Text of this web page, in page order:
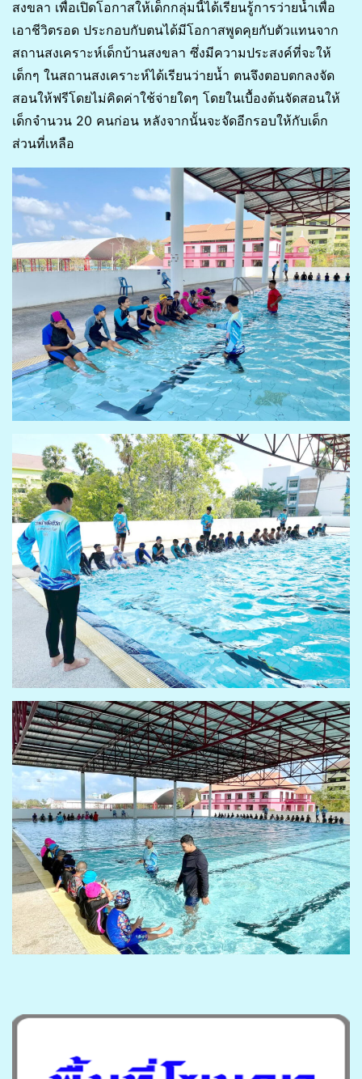
สงขลา เพื่อเปิดโอกาสให้เด็กกลุ่มนี้ได้เรียนรู้การว่ายน้ำเพื่อ
เอาชีวิตรอด ประกอบกับตนได้มีโอกาสพูดคุยกับตัวแทนจาก
สถานสงเคราะห์เด็กบ้านสงขลา ซึ่งมีความประสงค์ที่จะให้
เด็กๆ ในสถานสงเคราะห์ได้เรียนว่ายน้ำ ตนจึงตอบตกลงจัด
สอนให้ฟรีโดยไม่คิดค่าใช้จ่ายใดๆ โดยในเบื้องต้นจัดสอนให้
เด็กจำนวน 20 คนก่อน หลังจากนั้นจะจัดอีกรอบให้กับเด็ก
ส่วนที่เหลือ